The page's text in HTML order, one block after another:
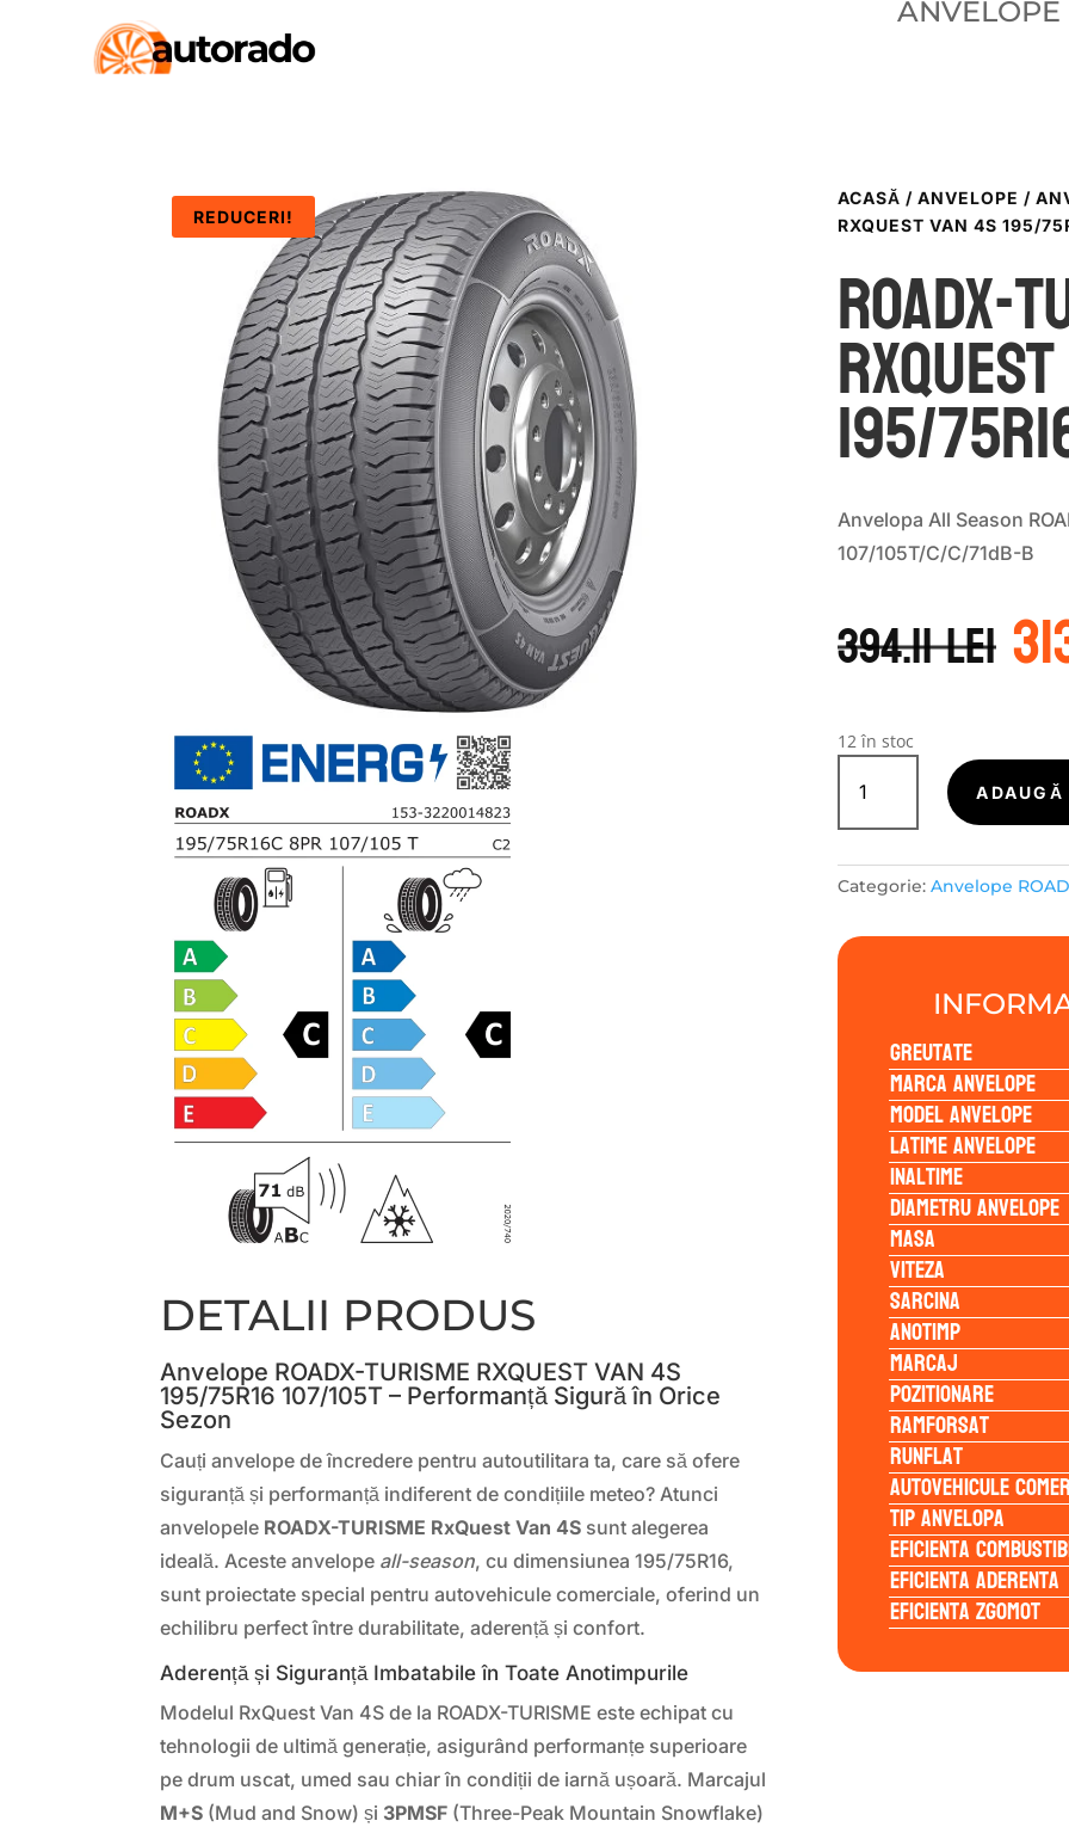
ANVELOPE
REDUCERI!
DETALII PRODUS
Anvelope ROADX-TURISME RXQUEST VAN 4S
195/75R16 107/105T – Performanță Sigură în Orice
Sezon
Cauți anvelope de încredere pentru autoutilitara ta, care să ofere
siguranță și performanță indiferent de condițiile meteo? Atunci
anvelopele ROADX-TURISME RxQuest Van 4S sunt alegerea
ideală. Aceste anvelope all-season, cu dimensiunea 195/75R16,
sunt proiectate special pentru autovehicule comerciale, oferind un
echilibru perfect între durabilitate, aderență și confort.
Aderență și Siguranță Imbatabile în Toate Anotimpurile
Modelul RxQuest Van 4S de la ROADX-TURISME este echipat cu
tehnologii de ultimă generație, asigurând performanțe superioare
pe drum uscat, umed sau chiar în condiții de iarnă ușoară. Marcajul
M+S (Mud and Snow) și 3PMSF (Three-Peak Mountain Snowflake)
ACASĂ / ANVELOPE /
RXQUEST VAN 4S 195/
ROADX-
195/
Anvelopa All Season
107/105T/C/C/71dB-B
394.11leia
12 în stoc
Cantitate
ROADX-
TURISME
VAN
4S
195/75R16
107/105T
Categorie: Anvelope
Greutate
Marca anvelope
Model anvelope
Latime anvelope
Inaltime
Diametru anvelope
Masa
Viteza
Sarcina
Anotimp
Marcaj
Pozitionare
Ramforsat
Runflat
Autovehicule
Tip anvelopa
Eficienta
Eficienta Aderenta
Eficienta Zgomot